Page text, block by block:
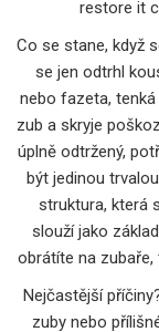
restore it
Co se stane, když
se jen odtrhl
nebo fazeta,
zub a skryje
úplně odtržený,
být jedinou
struktura, která
slouží jako
obrátíte na
Nejčastější
zuby nebo